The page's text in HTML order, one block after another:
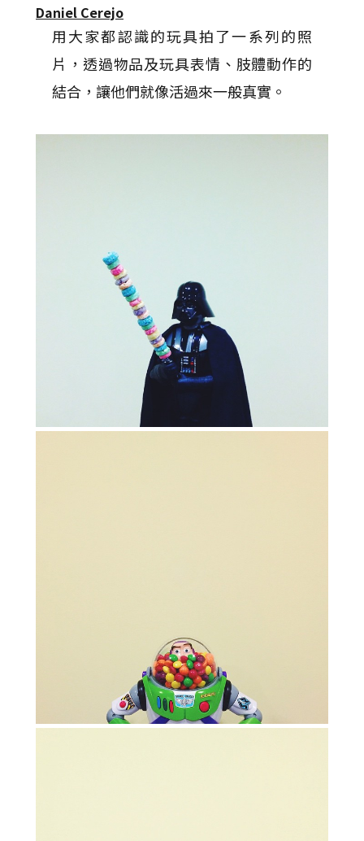
Daniel Cerejo
用大家都認識的玩具拍了一系列的照
片，透過物品及玩具表情、肢體動作的
結合，讓他們就像活過來一般真實。